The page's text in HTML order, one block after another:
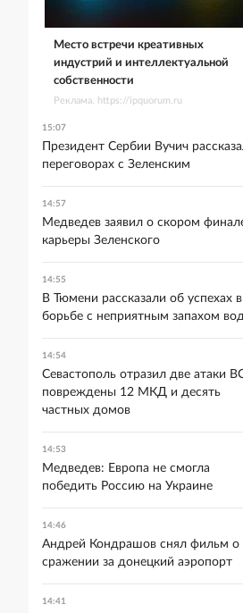
Место встречи креативных
индустрий и интеллектуальной
собственности
Реклама. https://ipquorum.ru
15:07
Президент Сербии Вучич
переговорах с Зеленским
14:57
Медведев заявил о скором
карьеры Зеленского
14:55
В Тюмени рассказали об успехах в
борьбе с неприятным запахом
14:54
Севастополь отразил две атаки
повреждены 12 МКД и десять
частных домов
14:53
Медведев: Европа не смогла
победить Россию на Украине
14:46
Андрей Кондрашов снял фильм о
сражении за донецкий аэропорт
14:41